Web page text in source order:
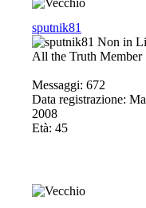
sputnik81
All the Truth Member
Messaggi: 672
Data registrazione:
2008
Età: 45